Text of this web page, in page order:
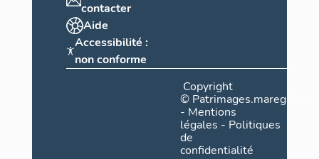
contacter
Aide
Accessibilité :
non conforme
Copyright
©
- Mentions
légales - Politiques
de
confidentialité